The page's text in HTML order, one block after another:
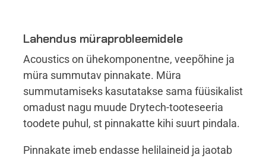
Lahendus müraprobleemidele
Acoustics on ühekomponentne, veepõhine ja
müra summutav pinnakate. Müra
summutamiseks kasutatakse sama füüsikalist
omadust nagu muude Drytech-tooteseeria
toodete puhul, st pinnakatte kihi suurt pindala.
Pinnakate imeb endasse helilaineid ja jaotab